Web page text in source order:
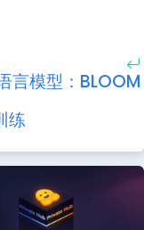
言模型：BLOOM
练